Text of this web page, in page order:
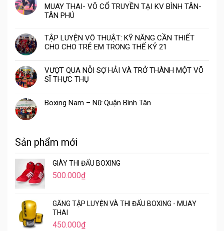
MUAY THAI- VÕ CỔ TRUYỀN TẠI KV BÌNH TÂN-
TÂN PHÚ
TẬP LUYỆN VÕ THUẬT: KỸ NĂNG CẦN THIẾT
CHO CHO TRẺ EM TRONG THẾ KỶ 21
VƯỢT QUA NỖI SỢ HẢI VÀ TRỞ THÀNH MỘT VÕ
SĨ THỰC THỤ
Boxing Nam – Nữ Quận Bình Tân
Sản phẩm mới
GIÀY THI ĐẤU BOXING
500.000₫
GĂNG TẬP LUYỆN VÀ THI ĐẤU BOXING - MUAY
THAI
450.000₫